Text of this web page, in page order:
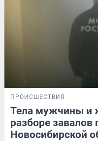
ПРОИСШЕСТВИЯ
Тела мужчины и
разборе
Новосибирской